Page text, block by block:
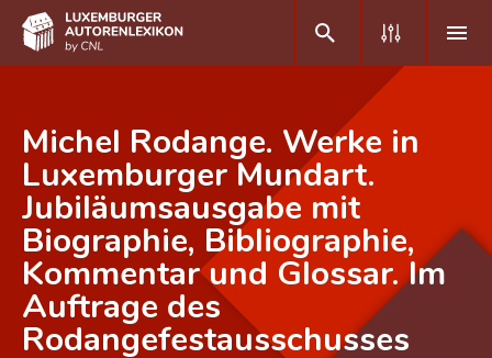
DE FR
Home
Autor(inn)en A-Z
Erweiterte Suche
Häufige Fragen und Antworten
Michel Rodange. Werke in
Luxemburger Mundart.
Jubiläumsausgabe mit
Biographie, Bibliographie,
Kommentar und Glossar. Im
Auftrage des
Rodangefestausschusses